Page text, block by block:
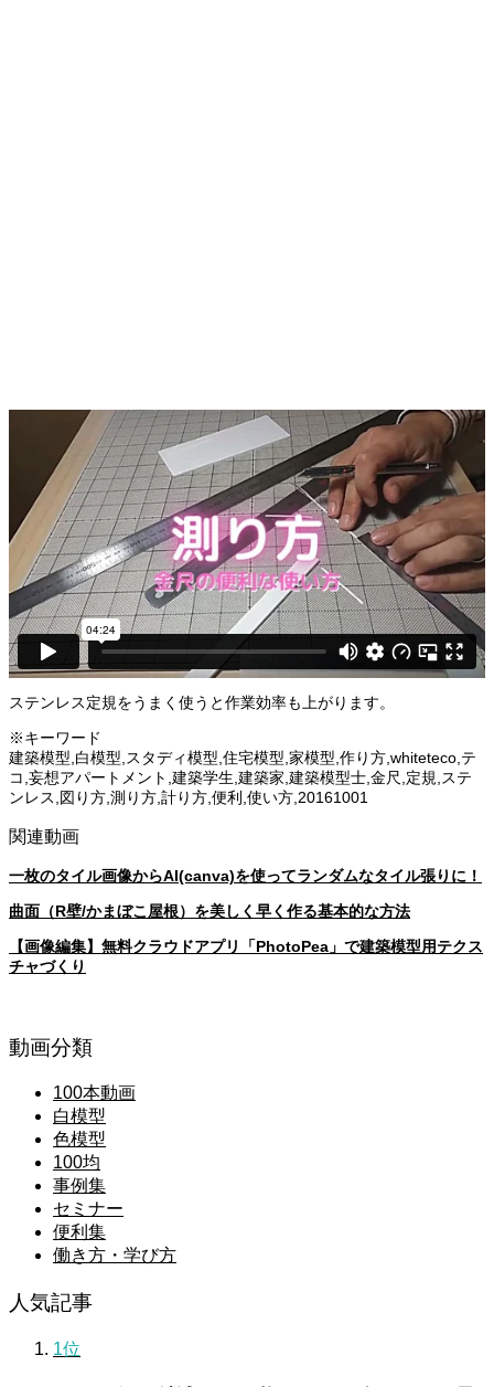
ステンレス定規をうまく使うと作業効率も上がります。
※キーワード
建築模型,白模型,スタディ模型,住宅模型,家模型,作り方,whiteteco,テ
コ,妄想アパートメント,建築学生,建築家,建築模型士,金尺,定規,ステ
ンレス,図り方,測り方,計り方,便利,使い方,20161001
関連動画
一枚のタイル画像からAI(canva)を使ってランダムなタイル張りに！
曲面（R壁/かまぼこ屋根）を美しく早く作る基本的な方法
【画像編集】無料クラウドアプリ「PhotoPea」で建築模型用テクス
チャづくり
動画分類
100本動画
白模型
色模型
100均
事例集
セミナー
便利集
働き方・学び方
人気記事
1位